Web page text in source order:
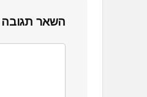
k
השאר תגובה